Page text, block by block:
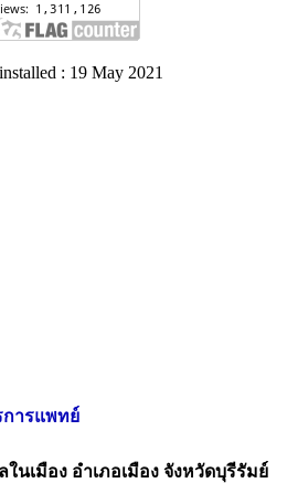
: 19 May 2021
การแพทย์
นเมือง อำเภอเมือง จังหวัดบุรีรัมย์